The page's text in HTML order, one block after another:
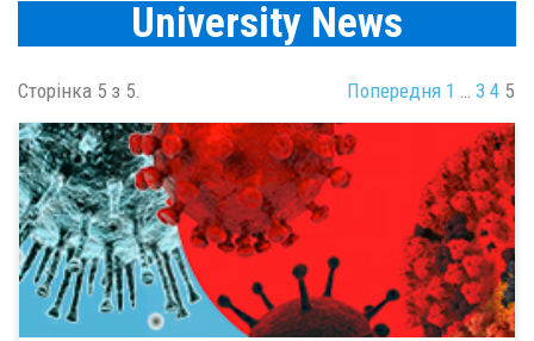
University News
Сторінка 5 з 5. Попередня 1 … 3 4 5